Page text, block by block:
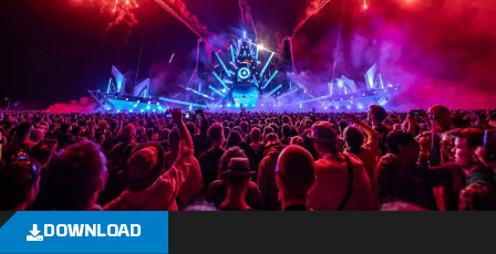
DOWNLOAD